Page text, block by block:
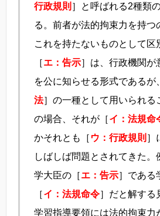
行政規則 ］と呼ばれる2種類
る。前者が法的拘束力を持つ
これを持たないものとして区
［エ：告示］は、行政機関が
を公に知らせる形式であるが
法］の一種として用いられる
の場合、それが［イ：法規命
かそれとも［ ウ：行政規則 ］
しばしば問題とされてきた。
学大臣の［エ：告示］である
［イ：法規命令］だと解する
学習指導要領には法的拘束力